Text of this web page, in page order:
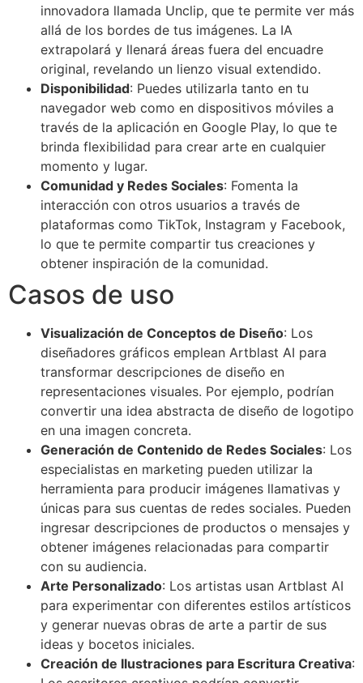
innovadora llamada Unclip, que te permite ver más
allá de los bordes de tus imágenes. La IA
extrapolará y llenará áreas fuera del encuadre
original, revelando un lienzo visual extendido.
Disponibilidad: Puedes utilizarla tanto en tu
navegador web como en dispositivos móviles a
través de la aplicación en Google Play, lo que te
brinda flexibilidad para crear arte en cualquier
momento y lugar.
Comunidad y Redes Sociales: Fomenta la
interacción con otros usuarios a través de
plataformas como TikTok, Instagram y Facebook,
lo que te permite compartir tus creaciones y
obtener inspiración de la comunidad.
Casos de uso
Visualización de Conceptos de Diseño: Los
diseñadores gráficos emplean Artblast AI para
transformar descripciones de diseño en
representaciones visuales. Por ejemplo, podrían
convertir una idea abstracta de diseño de logotipo
en una imagen concreta.
Generación de Contenido de Redes Sociales: Los
especialistas en marketing pueden utilizar la
herramienta para producir imágenes llamativas y
únicas para sus cuentas de redes sociales. Pueden
ingresar descripciones de productos o mensajes y
obtener imágenes relacionadas para compartir
con su audiencia.
Arte Personalizado: Los artistas usan Artblast AI
para experimentar con diferentes estilos artísticos
y generar nuevas obras de arte a partir de sus
ideas y bocetos iniciales.
Creación de Ilustraciones para Escritura Creativa: